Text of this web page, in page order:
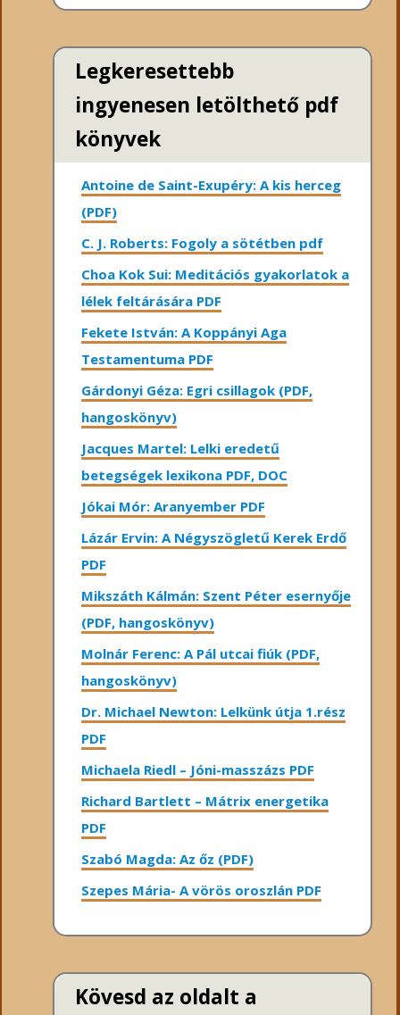
Legkeresettebb
ingyenesen letölthető pdf
könyvek
Antoine de Saint-Exupéry: A kis herceg
(PDF)
C. J. Roberts: Fogoly a sötétben pdf
Choa Kok Sui: Meditációs gyakorlatok a
lélek feltárására PDF
Fekete István: A Koppányi Aga
Testamentuma PDF
Gárdonyi Géza: Egri csillagok (PDF,
hangoskönyv)
Jacques Martel: Lelki eredetű
betegségek lexikona PDF, DOC
Jókai Mór: Aranyember PDF
Lázár Ervin: A Négyszögletű Kerek Erdő
PDF
Mikszáth Kálmán: Szent Péter esernyője
(PDF, hangoskönyv)
Molnár Ferenc: A Pál utcai fiúk (PDF,
hangoskönyv)
Dr. Michael Newton: Lelkünk útja 1.rész
PDF
Michaela Riedl – Jóni-masszázs PDF
Richard Bartlett – Mátrix energetika
PDF
Szabó Magda: Az őz (PDF)
Szepes Mária- A vörös oroszlán PDF
Kövesd az oldalt a